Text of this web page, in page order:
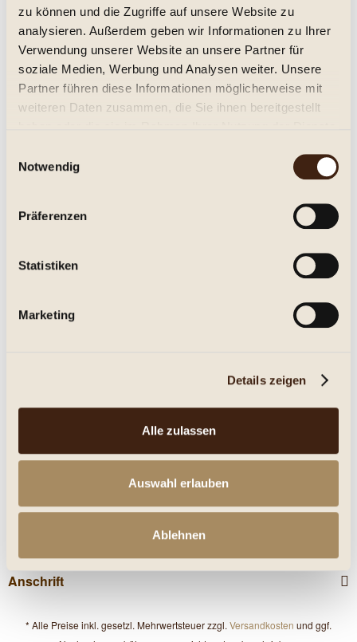
zu können und die Zugriffe auf unsere Website zu
analysieren. Außerdem geben wir Informationen zu Ihrer
Verwendung unserer Website an unsere Partner für
soziale Medien, Werbung und Analysen weiter. Unsere
Partner führen diese Informationen möglicherweise mit
weiteren Daten zusammen, die Sie ihnen bereitgestellt
Notwendig
Präferenzen
Statistiken
Marketing
Details zeigen
Alle zulassen
Auswahl erlauben
Ablehnen
13,95 € *
Inhalt:0.75 Liter (18,60 € * / 1 Liter)
inkl. MwSt.zzgl. Versandkosten
Lieferzeit ca. 1-3 Tage**
Merken
Costa Lazaridi, Amethystos Rosé, Regional Wine of Drama
Trocken. Kräftiger, fruchtiger...
Eigenschaften
Kunden haben sich ebenfalls angesehen
Shop Service
Anschrift
* Alle Preise inkl. gesetzl. Mehrwertsteuer zzgl. Versandkosten und ggf.